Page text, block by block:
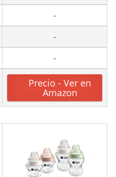
-
-
-
Precio - Ver en
Amazon